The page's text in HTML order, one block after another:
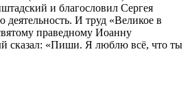
и благословил Сергея
деятельность. И труд «Великое в
праведному Иоанну
сказал: «Пиши. Я люблю всё, что ты